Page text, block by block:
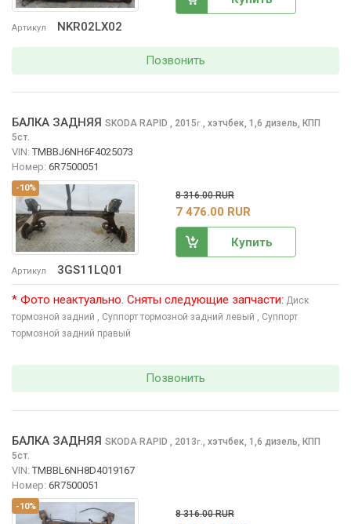
Артикул NKR02LX02
Позвонить
-10%
Артикул 3GS11LQ01
БАЛКА ЗАДНЯЯ SKODA RAPID , 2015г., хэтчбек, 1,6 дизель, КПП
5ст.
VIN: TMBBJ6NH6F4025073
Номер: 6R7500051
8 316.00 RUR
7 476.00 RUR
Купить
* Фото неактуально. Сняты следующие запчасти: Диск
тормозной задний
, Суппорт тормозной задний левый
, Суппорт
тормозной задний правый
Позвонить
-10%
БАЛКА ЗАДНЯЯ SKODA RAPID , 2013г.
хэтчбек, 1,6 дизель, КПП
5ст.
VIN: TMBBL6NH8D4019167
Номер: 6R7500051
8 316.00 RUR